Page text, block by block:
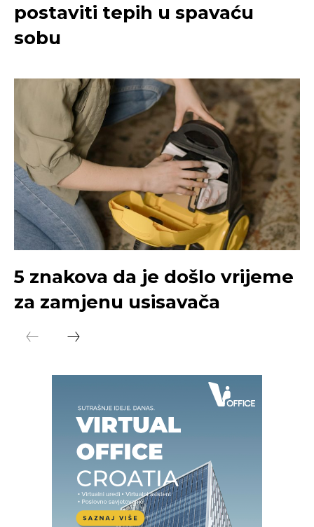
postaviti tepih u spavaću
sobu
5 znakova da je došlo vrijeme
za zamjenu usisavača